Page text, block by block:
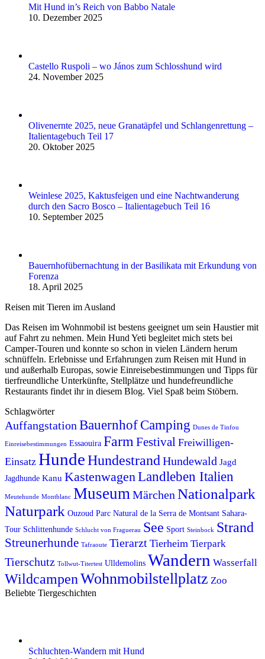
Mit Hund in’s Reich von Babbo Natale
10. Dezember 2025
Castello Ruspoli – wo János zum Schlosshund wird
24. November 2025
Olivenernte 2025, neue Granatäpfel und Schlangenrettung –
Italientagebuch Teil 17
20. Oktober 2025
Weinlese 2025, Kaktusfeigen und eine Nachtwanderung
durch den Sacro Bosco – Italientagebuch Teil 16
10. September 2025
Bauernhofübernachtung in der Basilikata mit Erkundung von
Forenza
18. April 2025
Reisen mit Tieren im Ausland
Das Reisen im Wohnmobil ist bestens geeignet um sein Haustier mit
auf Fahrt zu nehmen. Mein Hund Yeti begleitet mich stets bei
Camper-Touren und konnte so schon in vielen Ländern herum
schnüffeln. Erlebnisse und Erfahrungen zum Reisen mit Hund in
und außerhalb Europas, sowie Einreise­be­stimmungen und Tipps für
tierfreundliche Unterkünfte, Stellplätze und hundefreundliche
Restaurants findet ihr in diesem Blog. Viel Spaß beim Stöbern.
Schlagwörter
Auffangstation BauernhofCamping Dunes de Tinfou
Einreisebestimmungen Essaouira Farm Festival Freiwilligen-
Einsatz HundeHundestrand Hundewald Jagd
Jagdhunde Kanu Kastenwagen Landleben Italien
Meutehunde Montblanc Museum Märchen Nationalpark
Naturpark Ouzoud Parc Natural de la Serra de Montsant Sahara-
Tour Schlittenhunde Schlucht von Fraguerau See Sport Steinbock Strand
Streunerhunde Tafraoute Tierarzt Tierheim Tierpark
Tierschutz Tollwut-Titertest Ulldemolins Wandern Wasserfall
WildcampenWohnmobilstellplatz Zoo
Beliebte Tiergeschichten
Schluchten-Wandern mit Hund